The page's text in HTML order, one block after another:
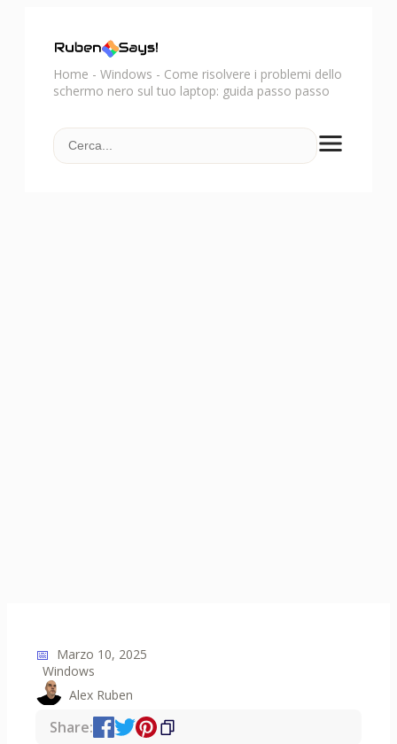
Home - Windows - Come risolvere i problemi dello
schermo nero sul tuo laptop: guida passo passo
📅 Marzo 10, 2025
Windows
Alex Ruben
Share: